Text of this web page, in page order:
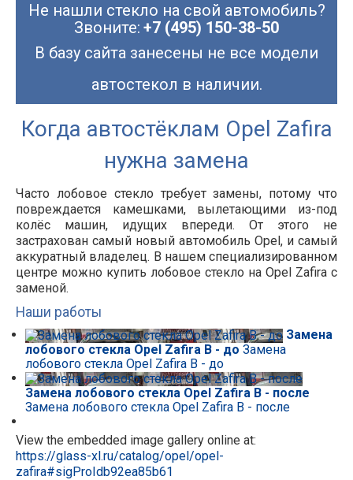
Не нашли стекло на свой автомобиль?
Звоните: +7 (495) 150-38-50
В базу сайта занесены не все модели
автостекол в наличии.
Когда автостёклам Opel Zafira
нужна замена
Часто лобовое стекло требует замены, потому что
повреждается камешками, вылетающими из-под
колёс машин, идущих впереди. От этого не
застрахован самый новый автомобиль Opel, и самый
аккуратный владелец. В нашем специализированном
центре можно купить лобовое стекло на Opel Zafira с
заменой.
Наши работы
Замена
лобового стекла Opel Zafira B - до Замена
лобового стекла Opel Zafira B - до
Замена лобового стекла Opel Zafira B - после
Замена лобового стекла Opel Zafira B - после
View the embedded image gallery online at:
https://glass-xl.ru/catalog/opel/opel-
zafira#sigProIdb92ea85b61